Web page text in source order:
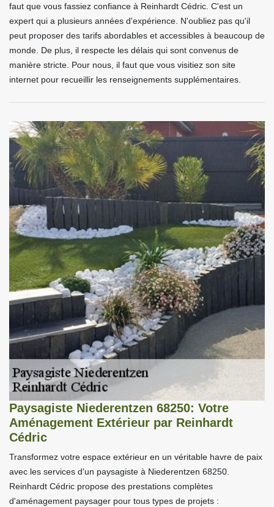
faut que vous fassiez confiance à Reinhardt Cédric. C'est un
expert qui a plusieurs années d'expérience. N'oubliez pas qu'il
peut proposer des tarifs abordables et accessibles à beaucoup de
monde. De plus, il respecte les délais qui sont convenus de
manière stricte. Pour nous, il faut que vous visitiez son site
internet pour recueillir les renseignements supplémentaires.
Paysagiste Niederentzen 68250: Votre
Aménagement Extérieur par Reinhardt
Cédric
Transformez votre espace extérieur en un véritable havre de paix
avec les services d'un paysagiste à Niederentzen 68250.
Reinhardt Cédric propose des prestations complètes
d'aménagement paysager pour tous types de projets :